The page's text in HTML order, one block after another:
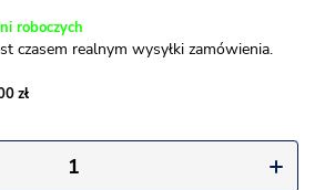
roboczych
czasem realnym wysyłki zamówienia.